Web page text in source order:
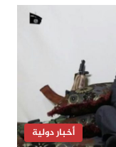
أخبار دولية